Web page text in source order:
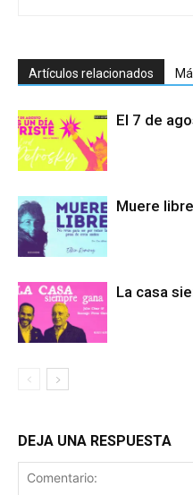
Artículos relacionados
El 7 de
Muere libre
La casa
DEJA UNA RESPUESTA